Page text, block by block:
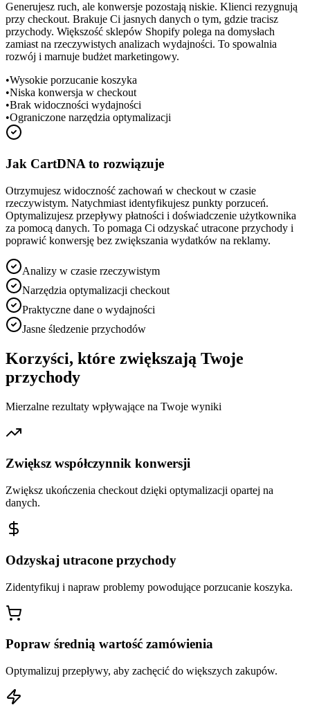
Generujesz ruch, ale konwersje pozostają niskie. Klienci rezygnują
przy checkout. Brakuje Ci jasnych danych o tym, gdzie tracisz
przychody. Większość sklepów Shopify polega na domysłach
zamiast na rzeczywistych analizach wydajności. To spowalnia
rozwój i marnuje budżet marketingowy.
•Wysokie porzucanie koszyka
•Niska konwersja w checkout
•Brak widoczności wydajności
•Ograniczone narzędzia optymalizacji
Jak CartDNA to rozwiązuje
Otrzymujesz widoczność zachowań w checkout w czasie
rzeczywistym. Natychmiast identyfikujesz punkty porzuceń.
Optymalizujesz przepływy płatności i doświadczenie użytkownika
za pomocą danych. To pomaga Ci odzyskać utracone przychody i
poprawić konwersję bez zwiększania wydatków na reklamy.
Analizy w czasie rzeczywistym
Narzędzia optymalizacji checkout
Praktyczne dane o wydajności
Jasne śledzenie przychodów
Korzyści, które zwiększają Twoje
przychody
Mierzalne rezultaty wpływające na Twoje wyniki
Zwiększ współczynnik konwersji
Zwiększ ukończenia checkout dzięki optymalizacji opartej na
danych.
Odzyskaj utracone przychody
Zidentyfikuj i napraw problemy powodujące porzucanie koszyka.
Popraw średnią wartość zamówienia
Optymalizuj przepływy, aby zachęcić do większych zakupów.